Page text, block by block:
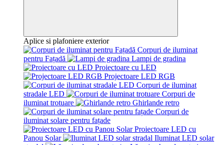
Aplice si plafoniere exterior
Corpuri de iluminat
pentru Fațadă
Lampi de gradina
Proiectoare cu LED
Projectoare LED RGB
Corpuri de iluminat
stradale LED
Corpuri de
iluminat trotuare
Ghirlande retro
Corpuri de
iluminat solare pentru fațade
Proiectoare LED cu
Panou Solar
Iluminat LED solar